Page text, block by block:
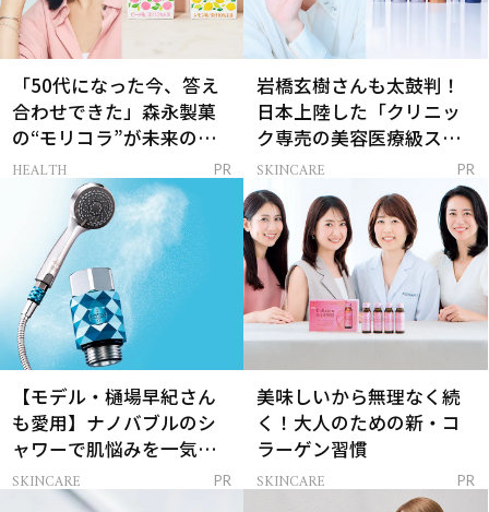
「50代になった今、答え
合わせできた」森永製菓
の“モリコラ”が未来のキ
レイを連れてくる！
HEALTH PR
岩橋玄樹さんも太鼓判！
日本上陸した「クリニッ
ク専売の美容医療級スキ
ンケア」
SKINCARE PR
【モデル・樋場早紀さん
も愛用】ナノバブルのシ
ャワーで肌悩みを一気に
解決
SKINCARE PR
美味しいから無理なく続
く！大人のための新・コ
ラーゲン習慣
SKINCARE PR